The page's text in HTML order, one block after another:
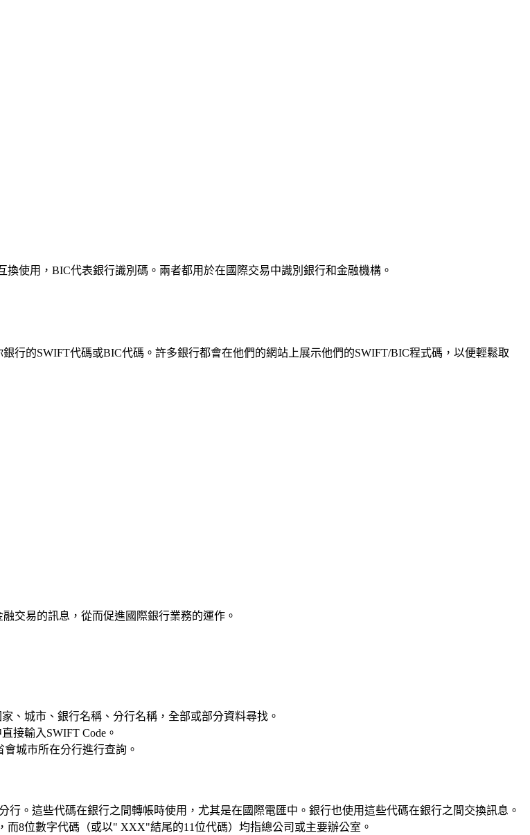
使用，BIC代表銀行識別碼。兩者都用於在國際交易中識別銀行和金融機構。
行的SWIFT代碼或BIC代碼。許多銀行都會在他們的網站上展示他們的SWIFT/BIC程式碼，以便輕鬆取
交易的訊息，從而促進國際銀行業務的運作。
、城市、銀行名稱、分行名稱，全部或部分資料尋找。
接輸入SWIFT Code。
城市所在分行進行查詢。
。這些代碼在銀行之間轉帳時使用，尤其是在國際電匯中。銀行也使用這些代碼在銀行之間交換訊息。
而8位數字代碼（或以" XXX"結尾的11位代碼）均指總公司或主要辦公室。